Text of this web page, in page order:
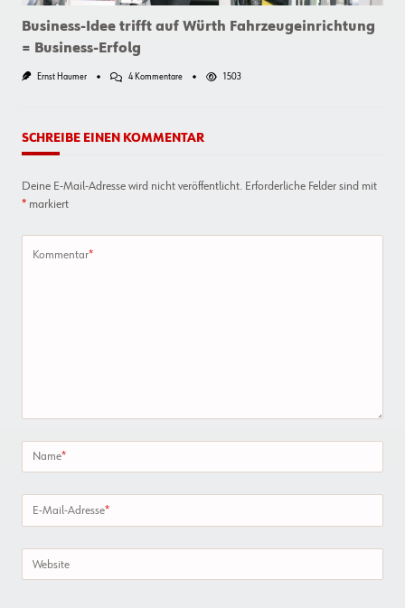
Business-Idee trifft auf Würth Fahrzeugeinrichtung
= Business-Erfolg
Ernst Haumer 4 KommentareZu
Würth
Business-
1503
SCHREIBE EINEN KOMMENTAR
Deine E-Mail-Adresse wird nicht veröffentlicht. Erforderliche Felder sind mit
* markiert
Kommentar*
Name*
E-Mail-Adresse*
Website